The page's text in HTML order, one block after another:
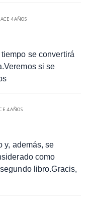
4 AÑOS
se convertirá
si se
4 AÑOS
y, además, se
como
libro.Gracis,